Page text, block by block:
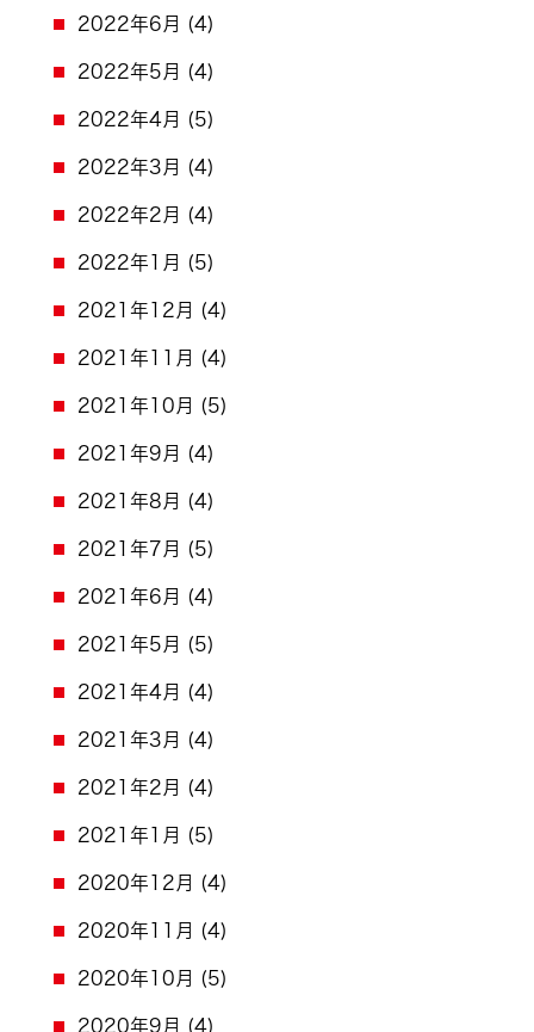
2022年6月 (4)
2022年5月 (4)
2022年4月 (5)
2022年3月 (4)
2022年2月 (4)
2022年1月 (5)
2021年12月 (4)
2021年11月 (4)
2021年10月 (5)
2021年9月 (4)
2021年8月 (4)
2021年7月 (5)
2021年6月 (4)
2021年5月 (5)
2021年4月 (4)
2021年3月 (4)
2021年2月 (4)
2021年1月 (5)
2020年12月 (4)
2020年11月 (4)
2020年10月 (5)
2020年9月 (4)